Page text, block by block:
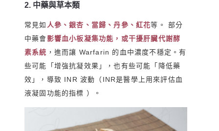
2. 中藥與草本類
常見如 人參、銀杏、當歸、丹參、紅花等。 部分
中藥會影響血小板凝集功能，或干擾肝臟代謝酵
素系統 ，進而讓 Warfarin 的血中濃度不穩定。有
些可能「增強抗凝效果」，也有些可能「降低藥
效」，導致 INR 波動（INR是醫學上用來評估血
液凝固功能的指標 ）。